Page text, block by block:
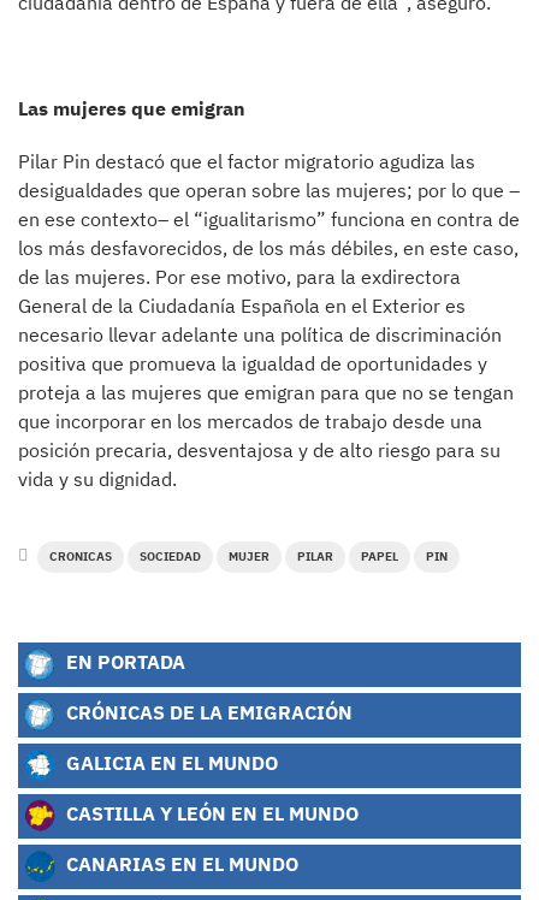
Las mujeres que emigran
Pilar Pin destacó que el factor migratorio agudiza las
desigualdades que operan sobre las mujeres; por lo que –
en ese contexto– el “igualitarismo” funciona en contra de
los más desfavorecidos, de los más débiles, en este caso,
de las mujeres. Por ese motivo, para la exdirectora
General de la Ciudadanía Española en el Exterior es
necesario llevar adelante una política de discriminación
positiva que promueva la igualdad de oportunidades y
proteja a las mujeres que emigran para que no se tengan
que incorporar en los mercados de trabajo desde una
posición precaria, desventajosa y de alto riesgo para su
vida y su dignidad.
CRONICAS SOCIEDAD MUJER PILAR PAPEL PIN
EN PORTADA
CRÓNICAS DE LA EMIGRACIÓN
GALICIA EN EL MUNDO
CASTILLA Y LEÓN EN EL MUNDO
CANARIAS EN EL MUNDO